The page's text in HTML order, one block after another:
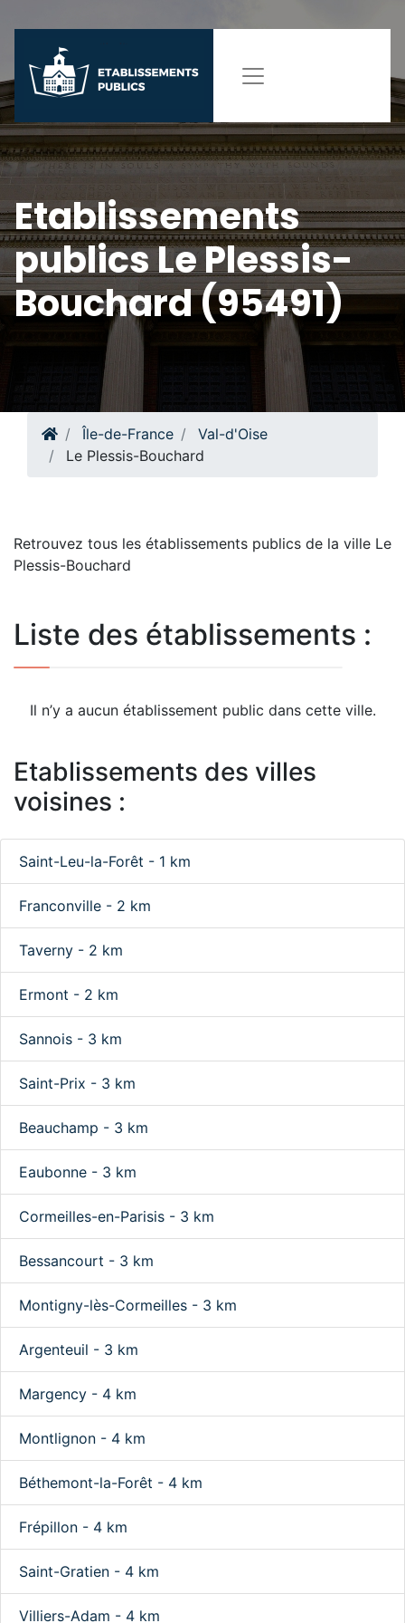
Etablissements
publics Le Plessis-
Bouchard (95491)
Île-de-France
Val-d'Oise
Le Plessis-Bouchard
Retrouvez tous les établissements publics de la ville Le
Plessis-Bouchard
Liste des établissements :
Il n’y a aucun établissement public dans cette ville.
Etablissements des villes
voisines :
Saint-Leu-la-Forêt - 1 km
Franconville - 2 km
Taverny - 2 km
Ermont - 2 km
Sannois - 3 km
Saint-Prix - 3 km
Beauchamp - 3 km
Eaubonne - 3 km
Cormeilles-en-Parisis - 3 km
Bessancourt - 3 km
Montigny-lès-Cormeilles - 3 km
Argenteuil - 3 km
Margency - 4 km
Montlignon - 4 km
Béthemont-la-Forêt - 4 km
Frépillon - 4 km
Saint-Gratien - 4 km
Villiers-Adam - 4 km